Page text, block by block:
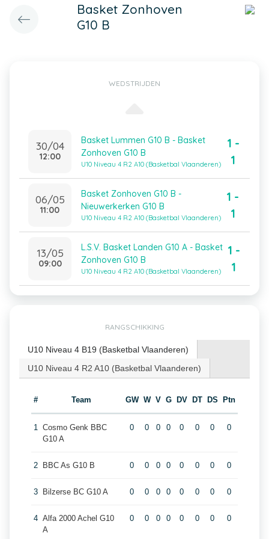
Basket Zonhoven
G10 B
WEDSTRIJDEN
30/04
12:00
Basket Lummen G10 B - Basket
Zonhoven G10 B
U10 Niveau 4 R2 A10 (Basketbal Vlaanderen)
1 -
1
06/05
11:00
Basket Zonhoven G10 B -
Nieuwerkerken G10 B
U10 Niveau 4 R2 A10 (Basketbal Vlaanderen)
1 -
1
13/05
09:00
L.S.V. Basket Landen G10 A - Basket
Zonhoven G10 B
U10 Niveau 4 R2 A10 (Basketbal Vlaanderen)
1 -
1
RANGSCHIKKING
U10 Niveau 4 B19 (Basketbal Vlaanderen)
U10 Niveau 4 R2 A10 (Basketbal Vlaanderen)
# Team GW W V G DV DT DS Ptn
1 Cosmo Genk BBC
G10 A
0 0 0 0 0 0 0 0
2 BBC As G10 B 0 0 0 0 0 0 0 0
3 Bilzerse BC G10 A 0 0 0 0 0 0 0 0
4 Alfa 2000 Achel G10
A
0 0 0 0 0 0 0 0